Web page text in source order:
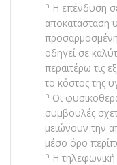
n Η επένδυση
αποκατάσταση
οδηγεί σε
περαιτέρω τις
το κόστος της
n Οι
συμβουλές
μειώνουν την
μέσο όρο
n Η